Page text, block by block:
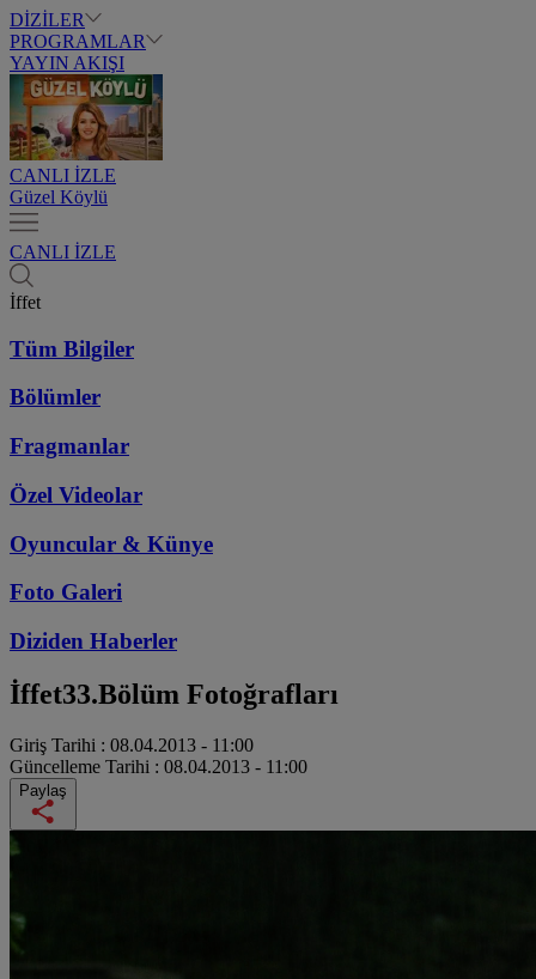
DİZİLER
PROGRAMLAR
YAYIN AKIŞI
CANLI İZLE
Güzel Köylü
CANLI İZLE
İffet
Tüm Bilgiler
Bölümler
Fragmanlar
Özel Videolar
Oyuncular & Künye
Foto Galeri
Diziden Haberler
İffet33.Bölüm Fotoğrafları
Giriş Tarihi : 08.04.2013 - 11:00
Güncelleme Tarihi : 08.04.2013 - 11:00
Paylaş